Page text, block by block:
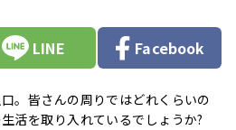
LINE Facebook
。皆さんの周りではどれくらいの
活を取り入れているでしょうか?